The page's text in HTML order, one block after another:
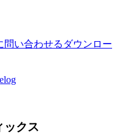
問い合わせる ダウンロー
ックス